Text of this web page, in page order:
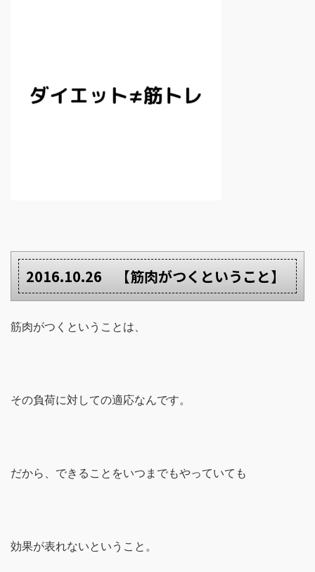
2016.10.26 【筋肉がつくということ】
筋肉がつくということは、
その負荷に対しての適応なんです。
だから、できることをいつまでもやっていても
効果が表れないということ。